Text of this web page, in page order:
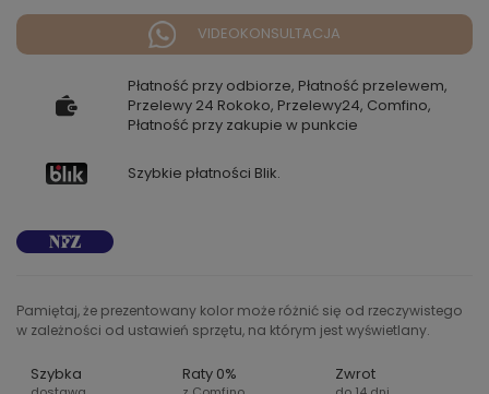
VIDEOKONSULTACJA
Płatność przy odbiorze, Płatność przelewem,
Przelewy 24 Rokoko, Przelewy24, Comfino,
Płatność przy zakupie w punkcie
Szybkie płatności Blik.
Pamiętaj, że prezentowany kolor może różnić się od rzeczywistego
w zależności od ustawień sprzętu, na którym jest wyświetlany.
Szybka Raty 0% Zwrot